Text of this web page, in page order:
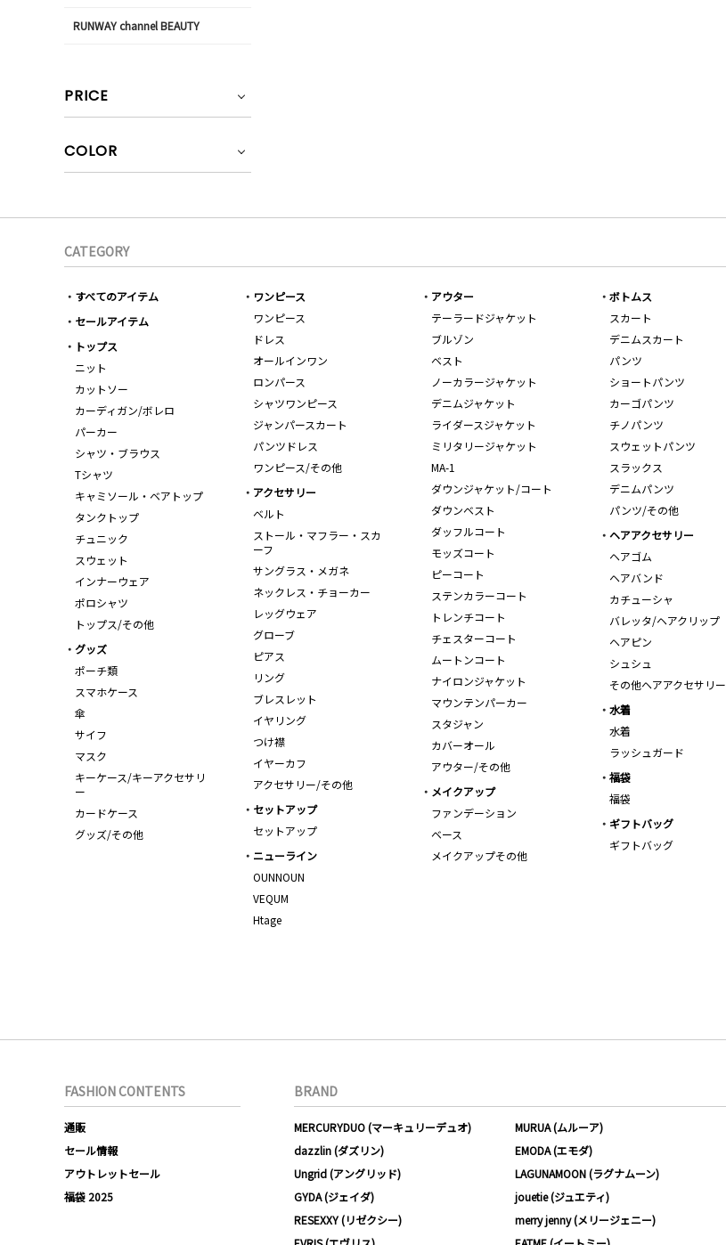
RUNWAY channel BEAUTY
PRICE
COLOR
CATEGORY
すべてのアイテム
セールアイテム
トップス
ニット
カットソー
カーディガン/ボレロ
パーカー
シャツ・ブラウス
Tシャツ
キャミソール・ベアトップ
タンクトップ
チュニック
スウェット
インナーウェア
ポロシャツ
トップス/その他
ワンピース
ワンピース
ドレス
オールインワン
ロンパース
シャツワンピース
ジャンパースカート
パンツドレス
ワンピース/その他
アウター
テーラードジャケット
ブルゾン
ベスト
ノーカラージャケット
デニムジャケット
ライダースジャケット
ミリタリージャケット
MA-1
ダウンジャケット/コート
ダウンベスト
ダッフルコート
モッズコート
ピーコート
ステンカラーコート
トレンチコート
チェスターコート
ムートンコート
ナイロンジャケット
マウンテンパーカー
スタジャン
カバーオール
アウター/その他
ボトムス
スカート
デニムスカート
パンツ
ショートパンツ
カーゴパンツ
チノパンツ
スウェットパンツ
スラックス
デニムパンツ
パンツ/その他
アクセサリー
ベルト
ストール・マフラー・スカ
ーフ
サングラス・メガネ
ネックレス・チョーカー
レッグウェア
グローブ
ピアス
リング
ブレスレット
イヤリング
つけ襟
イヤーカフ
アクセサリー/その他
ヘアアクセサリー
ヘアゴム
ヘアバンド
カチューシャ
バレッタ/ヘアクリップ
ヘアピン
シュシュ
その他ヘアアクセサリー
グッズ
ポーチ類
スマホケース
傘
サイフ
マスク
キーケース/キーアクセサリ
ー
カードケース
グッズ/その他
水着
水着
ラッシュガード
福袋
福袋
メイクアップ
ファンデーション
ベース
メイクアップその他
セットアップ
セットアップ
ギフトバッグ
ギフトバッグ
ニューライン
OUNNOUN
VEQUM
Htage
FASHION CONTENTS
通販
セール情報
アウトレットセール
福袋 2025
BRAND
MERCURYDUO (マーキュリーデュオ)
MURUA (ムルーア)
dazzlin (ダズリン)
EMODA (エモダ)
Ungrid (アングリッド)
LAGUNAMOON (ラグナムーン)
GYDA (ジェイダ)
jouetie (ジュエティ)
RESEXXY (リゼクシー)
merry jenny (メリージェニー)